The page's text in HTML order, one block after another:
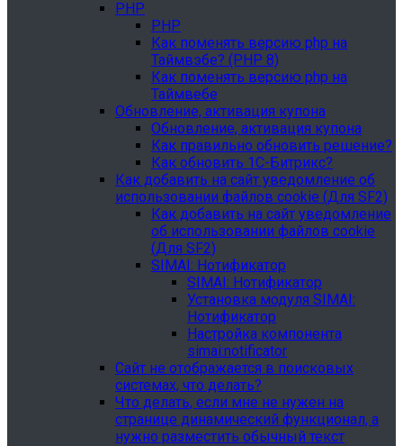
PHP
PHP
Как поменять версию php на
Таймвэбе? (PHP 8)
Как поменять версию php на
Таймвебе
Обновление, активация купона
Обновление, активация купона
Как правильно обновить решение?
Как обновить 1С-Битрикс?
Как добавить на сайт уведомление об
использовании файлов cookie (Для SF2)
Как добавить на сайт уведомление
об использовании файлов cookie
(Для SF2)
SIMAI: Нотификатор
SIMAI: Нотификатор
Установка модуля SIMAI:
Нотификатор
Настройка компонента
simai:notificator
Сайт не отображается в поисковых
системах, что делать?
Что делать, если мне не нужен на
странице динамический функционал, а
нужно разместить обычный текст